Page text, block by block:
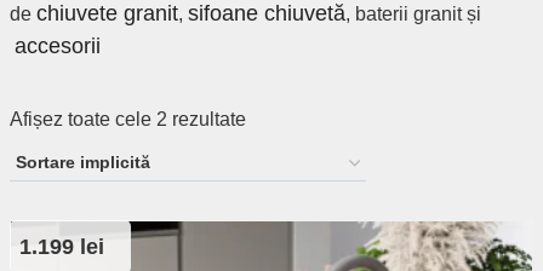
de chiuvete granit, sifoane chiuvetă, baterii granit și
accesorii
Afișez toate cele 2 rezultate
1.199 lei